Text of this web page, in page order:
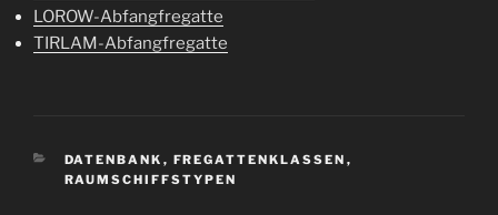
LOROW-Abfangfregatte
TIRLAM-Abfangfregatte
KATEGORIEN
DATENBANK , FREGATTENKLASSEN ,
RAUMSCHIFFSTYPEN